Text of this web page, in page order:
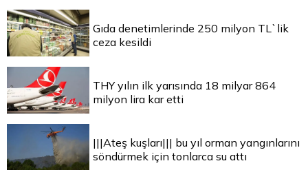
Gıda denetimlerinde 250 milyon TL`lik
ceza kesildi
THY yılın ilk yarısında 18 milyar 864
milyon lira kar etti
|||Ateş kuşları||| bu yıl orman yangınlarını
söndürmek için tonlarca su attı